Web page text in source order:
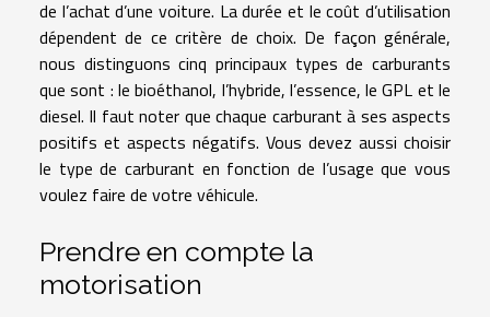
de l’achat d’une voiture. La durée et le coût d’utilisation
dépendent de ce critère de choix. De façon générale,
nous distinguons cinq principaux types de carburants
que sont : le bioéthanol, l’hybride, l’essence, le GPL et le
diesel. Il faut noter que chaque carburant à ses aspects
positifs et aspects négatifs. Vous devez aussi choisir
le type de carburant en fonction de l’usage que vous
voulez faire de votre véhicule.
Prendre en compte la
motorisation